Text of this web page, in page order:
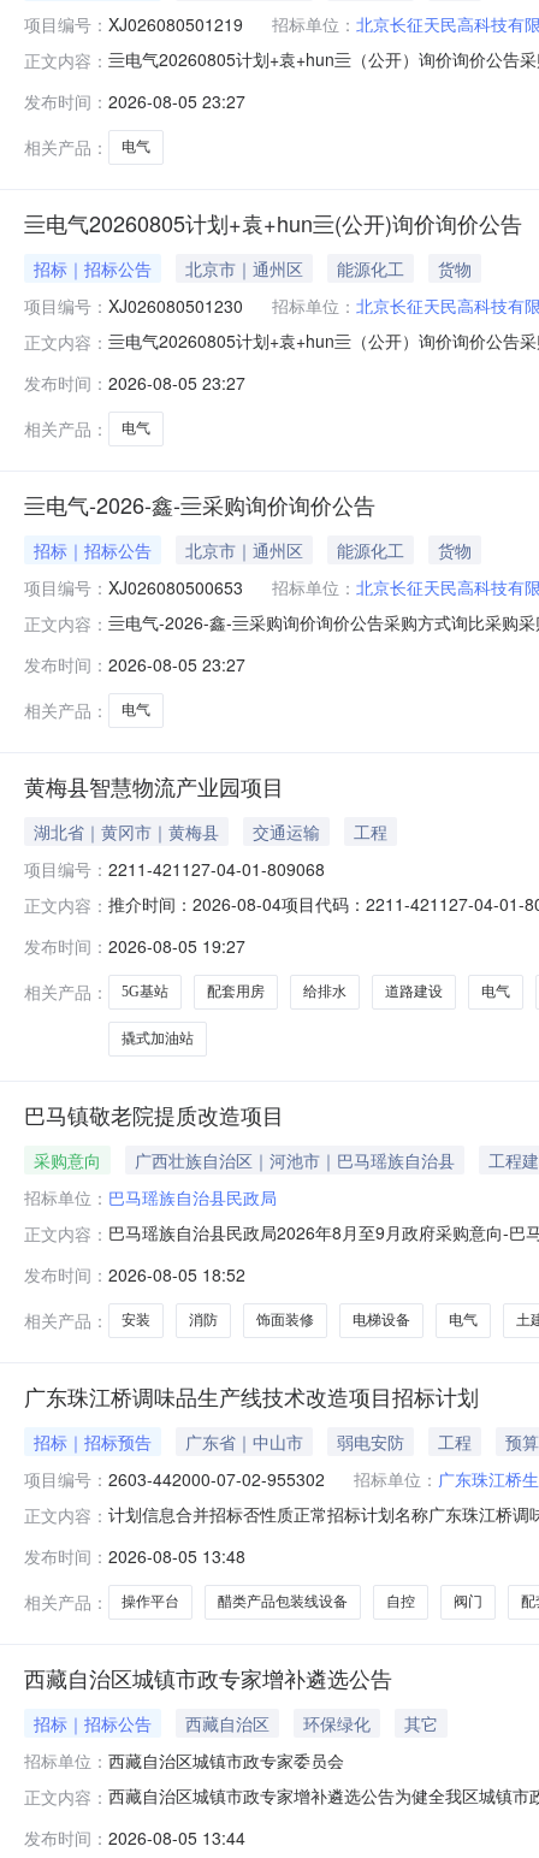
项目编号： XJ026080501219 招标单位： 北京长征天民高科技有
正文内容： 亖电气20260805计划+袁+hun亖（公开）询价询价公告
方式
发布时间： 2026-08-05 23:27
相关产品：
电气
亖电气20260805计划+袁+hun亖(公开)询价询价公告
招标｜招标公告 北京市｜通州区 能源化工
货物
项目编号： XJ026080501230 招标单位： 北京长征天民高科技有
正文内容： 亖电气20260805计划+袁+hun亖（公开）询价询价公告
方式
发布时间： 2026-08-05 23:27
相关产品：
电气
亖电气-2026-鑫-亖采购询价询价公告
招标｜招标公告 北京市｜通州区 能源化工
货物
项目编号： XJ026080500653 招标单位： 北京长征天民高科技有
正文内容： 亖电气-2026-鑫-亖采购询价询价公告采购方式询比采购
发布时间： 2026-08-05 23:27
相关产品：
电气
黄梅县智慧物流产业园项目
湖北省｜黄冈市｜黄梅县 交通运输
工程
项目编号： 2211-421127-04-01-809068
正文内容： 推介时间：2026-08-04项目代码：2211-421127-04-01-
明、绿化、监控等辅助工程、总投资（万元）：
发布时间： 2026-08-05 19:27
相关产品：
5G基站 配套用房 给排水 道路建设 电气
撬式加油站
巴马镇敬老院提质改造项目
采购意向 广西壮族自治区｜河池市｜巴马瑶族自治县
工程
招标单位： 巴马瑶族自治县民政局
正文内容： 巴马瑶族自治县民政局2026年8月至9月政府采购意向-
改造项目，主要实施养护楼改扩建、新增电梯、疏散楼
含土建施工及电梯设备采
发布时间： 2026-08-05 18:52
相关产品：
安装 消防 饰面装修 电梯设备 电气 土
广东珠江桥调味品生产线技术改造项目招标计划
招标｜招标预告 广东省｜中山市 弱电安防 工程
预
项目编号： 2603-442000-07-02-955302 招标单位： 广东珠江桥
正文内容： 计划信息合并招标否性质正常招标计划名称广东珠江桥
（含安装与服务）是否依法必招项目否投资项目代码
发布时间： 2026-08-05 13:48
相关产品：
操作平台 醋类产品包装线设备 自控 阀门 配
西藏自治区城镇市政专家增补遴选公告
招标｜招标公告 西藏自治区 环保绿化
其它
招标单位： 西藏自治区城镇市政专家委员会
正文内容： 西藏自治区城镇市政专家增补遴选公告为健全我区城镇
筑）、结构、给排水、电气、暖通、供氧、燃气、道路
发布时间： 2026-08-05 13:44